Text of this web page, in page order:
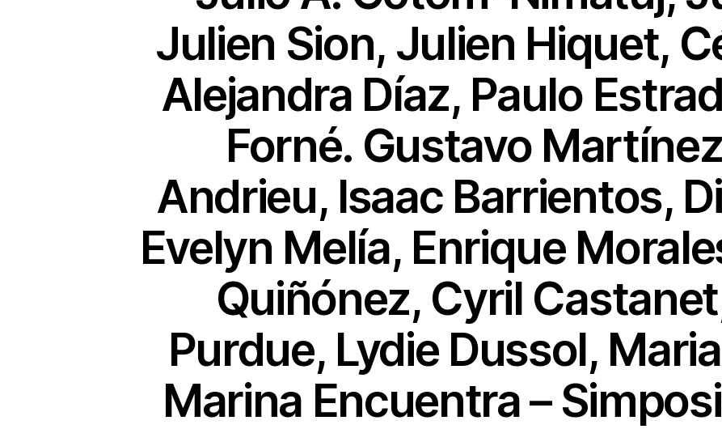
Julien Sion, Julien Hiquet,
Alejandra Díaz, Paulo
Forné. Gustavo
Andrieu, Isaac Barrientos,
Evelyn Melía, Enrique
Quiñónez, Cyril
Purdue, Lydie Dussol,
Marina Encuentra –